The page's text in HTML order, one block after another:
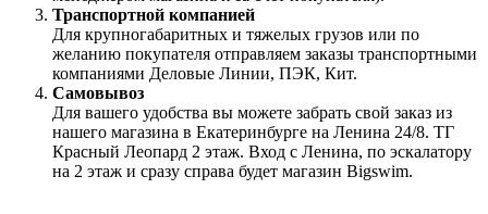
Транспортной компанией
Для крупногабаритных и тяжелых грузов или по
желанию покупателя отправляем заказы транспортными
компаниями Деловые Линии, ПЭК, Кит.
Самовывоз
Для вашего удобства вы можете забрать свой заказ из
нашего магазина в Екатеринбурге на Ленина 24/8. ТГ
Красный Леопард 2 этаж. Вход с Ленина, по эскалатору
на 2 этаж и сразу справа будет магазин Bigswim.